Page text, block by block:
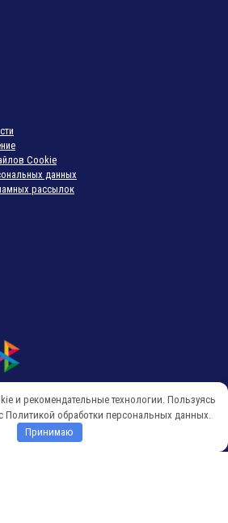
Cookie
данных
рассылок
Красоты
и рекомендательные технологии. Пользуясь
Политикой обработки персональных данных.
Принимаю